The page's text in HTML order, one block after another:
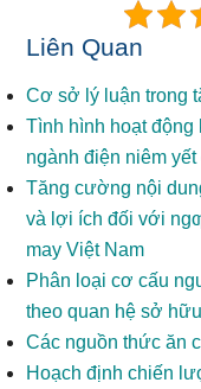
Liên Quan
Cơ sở lý luận trong
Tình hình hoạt động
ngành điện niêm
Tăng cường nội
và lợi ích đối với
may Việt Nam
Phân loại cơ cấu
theo quan hệ sở
Các nguồn thức ăn
Hoạch định chiến